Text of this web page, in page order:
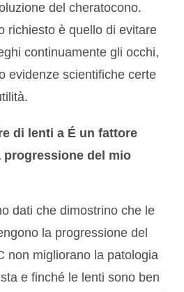
del cheratocono.
richiesto è quello di evitare
continuamente gli occhi,
evidenze scientifiche certe
di lenti a É un fattore
progressione del mio
dati che dimostrino che le
la progressione del
non migliorano la patologia
e finché le lenti sono ben